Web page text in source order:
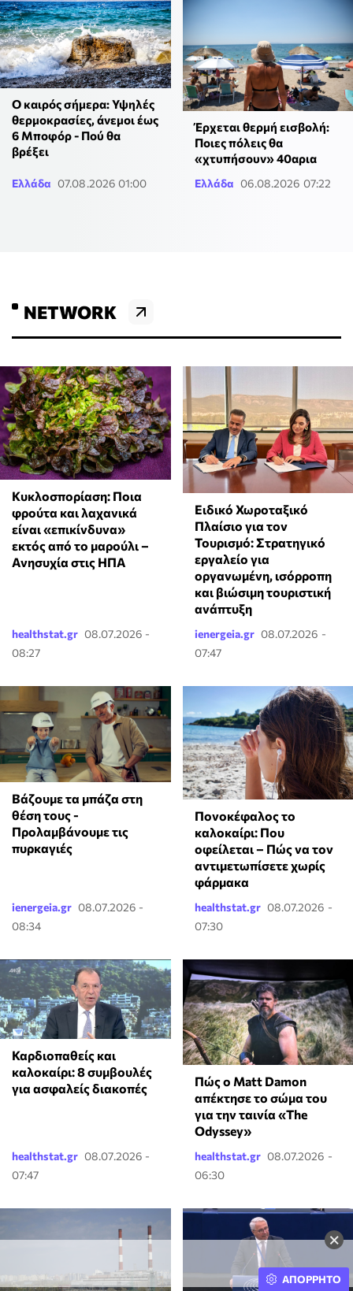
×
Ο καιρός σήμερα: Υψηλές
θερμοκρασίες, άνεμοι έως
6 Μποφόρ - Πού θα
βρέξει
Ελλάδα 07.08.2026 01:00
Έρχεται θερμή εισβολή:
Ποιες πόλεις θα
«χτυπήσουν» 40αρια
Ελλάδα 06.08.2026 07:22
NETWORK
Κυκλοσπορίαση: Ποια
φρούτα και λαχανικά
είναι «επικίνδυνα»
εκτός από το μαρούλι –
Ανησυχία στις ΗΠΑ
healthstat.gr 08.07.2026 -
08:27
Ειδικό Χωροταξικό
Πλαίσιο για τον
Τουρισμό: Στρατηγικό
εργαλείο για
οργανωμένη, ισόρροπη
και βιώσιμη τουριστική
ανάπτυξη
ienergeia.gr 08.07.2026 -
07:47
Βάζουμε τα μπάζα στη
θέση τους -
Προλαμβάνουμε τις
πυρκαγιές
ienergeia.gr 08.07.2026 -
08:34
Πονοκέφαλος το
καλοκαίρι: Που
οφείλεται – Πώς να τον
αντιμετωπίσετε χωρίς
φάρμακα
healthstat.gr 08.07.2026 -
07:30
Καρδιοπαθείς και
καλοκαίρι: 8 συμβουλές
για ασφαλείς διακοπές
healthstat.gr 08.07.2026 -
07:47
Πώς ο Matt Damon
απέκτησε το σώμα του
για την ταινία «The
Odyssey»
healthstat.gr 08.07.2026 -
06:30
ΑΠΟΡΡΗΤΟ